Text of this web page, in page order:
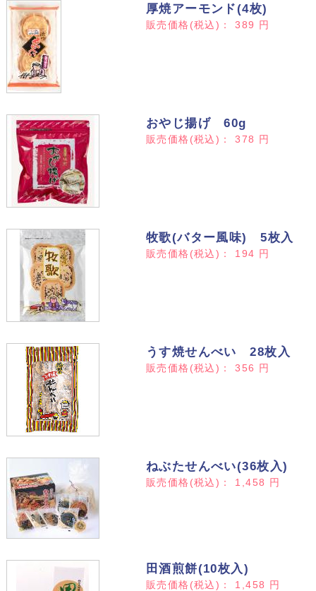
厚焼アーモンド(4枚)
販売価格(税込)：389 円
おやじ揚げ 60g
販売価格(税込)：378 円
牧歌(バター風味) 5枚入
販売価格(税込)： 194 円
うす焼せんべい 28枚入
販売価格(税込)：356 円
ねぶたせんべい(36枚入)
販売価格(税込)： 1,458 円
田酒煎餅(10枚入)
販売価格(税込)： 1,458 円